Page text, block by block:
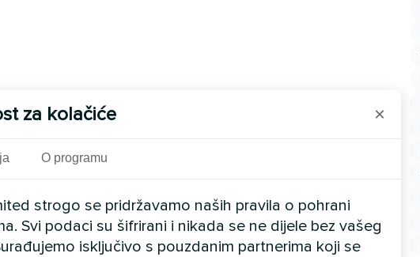
za kolačiće ×
O programu
strogo se pridržavamo naših pravila o pohrani
Svi podaci su šifrirani i nikada se ne dijele bez vašeg
isključivo s pouzdanim partnerima koji se